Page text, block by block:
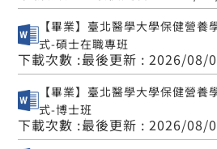
【畢業】臺北醫學大學保健營養
式-碩士在職專班
下載次數 :最後更新 : 2026/08/
【畢業】臺北醫學大學保健營養
式-博士班
下載次數 :最後更新 : 2026/08/